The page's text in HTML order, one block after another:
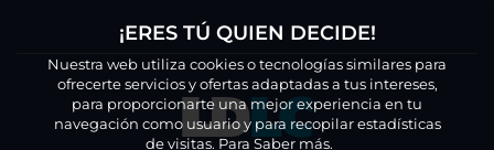
¡ERES TÚ QUIEN DECIDE!
Nuestra web utiliza cookies o tecnologías similares para
ofrecerte servicios y ofertas adaptadas a tus intereses,
para proporcionarte una mejor experiencia en tu
navegación como usuario y para recopilar estadísticas
de visitas. Para Saber más.